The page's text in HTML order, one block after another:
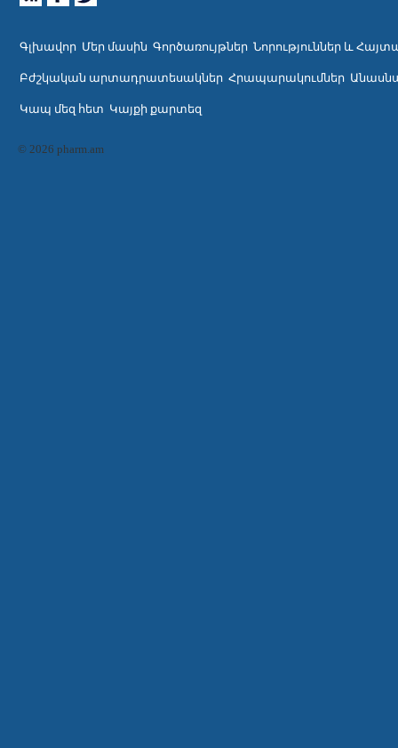
Գլխավոր Մեր մասին Գործառույթներ Նորություններ և
Բժշկական արտադրատեսակներ Հրապարակումներ
Կապ մեզ հետ Կայքի քարտեզ
© 2026 pharm.am